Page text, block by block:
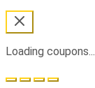
Loading coupons...